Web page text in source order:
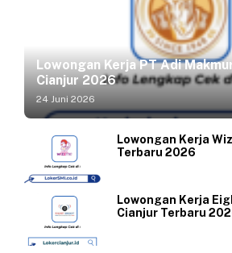
Lowongan Kerja PT Adi
Cianjur 2026
24 Juni 2026
Lowongan Kerja
Terbaru 2026
Lowongan Kerja
Cianjur Terbaru